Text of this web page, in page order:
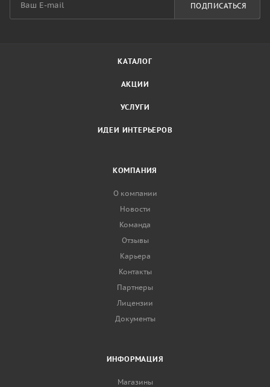
ПОДПИСАТЬСЯ
КАТАЛОГ
АКЦИИ
УСЛУГИ
ИДЕИ ИНТЕРЬЕРОВ
КОМПАНИЯ
О компании
Новости
Команда
Отзывы
Карьера
Контакты
Партнеры
Лицензии
Документы
ИНФОРМАЦИЯ
Магазины